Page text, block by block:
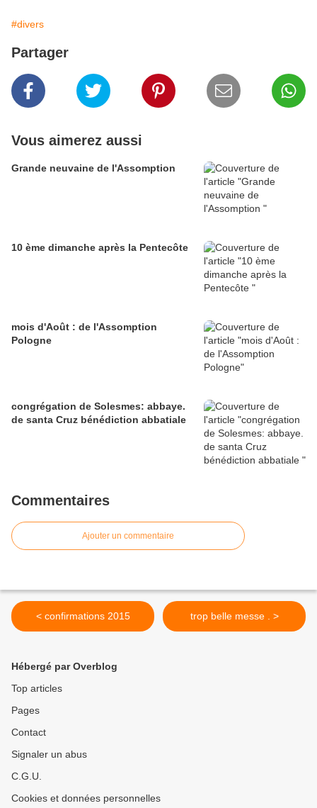
#divers
Partager
Vous aimerez aussi
Grande neuvaine de l'Assomption
10 ème dimanche après la Pentecôte
mois d'Août : de l'Assomption
Pologne
congrégation de Solesmes: abbaye.
de santa Cruz bénédiction abbatiale
Commentaires
Ajouter un commentaire
< confirmations 2015 trop belle messe . >
Hébergé par Overblog
Top articles
Pages
Contact
Signaler un abus
C.G.U.
Cookies et données personnelles